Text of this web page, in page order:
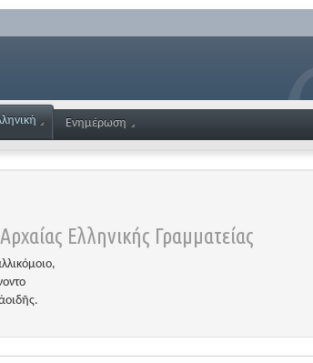
Ενημέρωση
Ελληνικής Γραμματείας